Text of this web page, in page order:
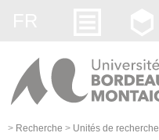
> Recherche > Unités de recherche